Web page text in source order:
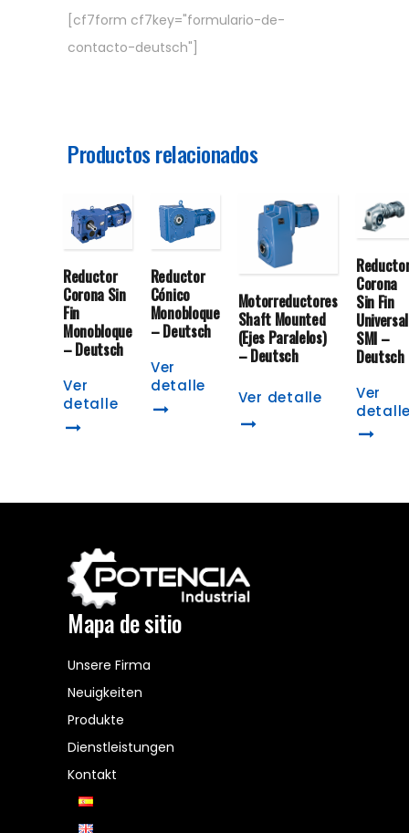
[cf7form cf7key="formulario-de-
contacto-deutsch"]
Productos relacionados
Reductor
Corona Sin
Fin
Monobloque
– Deutsch
Ver
detalle
Reductor
Cónico
Monobloque
– Deutsch
Ver
detalle
Motorreductores
Shaft Mounted
(Ejes Paralelos)
– Deutsch
Ver detalle
Corona
Sin Fin
Universal
SMI –
Deutsch
Ver
Mapa de sitio
Unsere Firma
Neuigkeiten
Produkte
Dienstleistungen
Kontakt